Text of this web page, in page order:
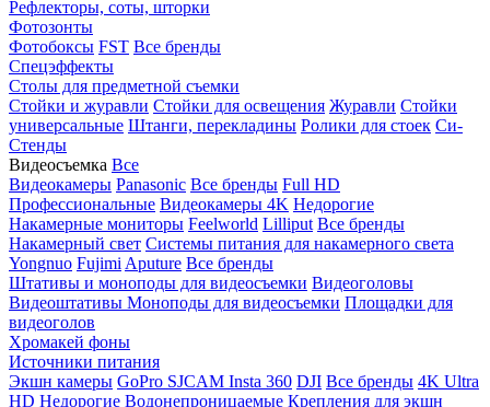
Рефлекторы, соты, шторки
Фотозонты
Фотобоксы FST Все бренды
Спецэффекты
Столы для предметной съемки
Стойки и журавли Стойки для освещения Журавли Стойки
универсальные Штанги, перекладины Ролики для стоек Си-
Стенды
Видеосъемка Все
Видеокамеры Panasonic Все бренды Full HD
Профессиональные Видеокамеры 4K Недорогие
Накамерные мониторы Feelworld Lilliput Все бренды
Накамерный свет Системы питания для накамерного света
Yongnuo Fujimi Aputure Все бренды
Штативы и моноподы для видеосъемки Видеоголовы
Видеоштативы Моноподы для видеосъемки Площадки для
видеоголов
Хромакей фоны
Источники питания
Экшн камеры GoPro SJCAM Insta 360 DJI Все бренды 4K Ultra
HD Недорогие Водонепроницаемые Крепления для экшн